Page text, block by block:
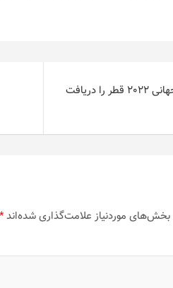
چگونه کمک هزینه سفر به جام جهانی 2022 قطر را دریافت
بخش‌های موردنیاز علامت‌گذاری شده‌اند*